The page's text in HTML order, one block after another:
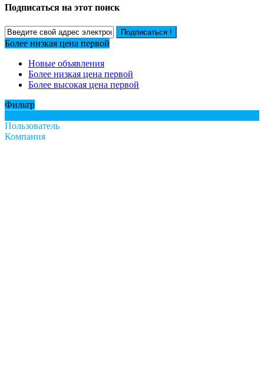
Подписаться на этот поиск
Подписаться !
Более низкая цена первой
Новые объявления
Более низкая цена первой
Более высокая цена первой
Фильтр
Пользователь
Компания